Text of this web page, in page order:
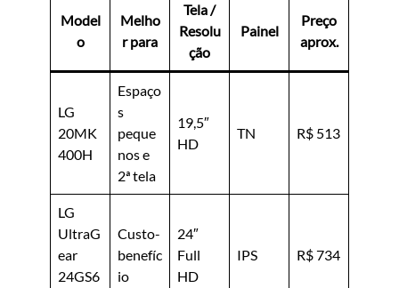
Model
o
Melho
r para
Tela /
Resolu
ção
Painel
Preço
aprox.
LG
20MK
400H
Espaço
s
peque
nos e
2ª tela
19,5″
HD
TN R$ 513
LG
UltraG
ear
24GS6
Custo-
benefíc
io
24″
Full
HD
IPS R$ 734